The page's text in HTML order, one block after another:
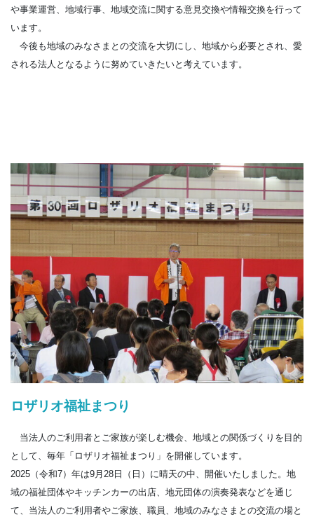
や事業運営、地域行事、地域交流に関する意見交換や情報交換を行って
います。
今後も地域のみなさまとの交流を大切にし、地域から必要とされ、愛
される法人となるように努めていきたいと考えています。
ロザリオ福祉まつり
当法人のご利用者とご家族が楽しむ機会、地域との関係づくりを目的
として、毎年「ロザリオ福祉まつり」を開催しています。
2025（令和7）年は9月28日（日）に晴天の中、開催いたしました。地
域の福祉団体やキッチンカーの出店、地元団体の演奏発表などを通じ
て、当法人のご利用者やご家族、職員、地域のみなさまとの交流の場と